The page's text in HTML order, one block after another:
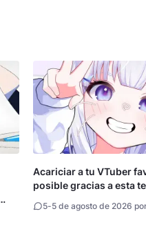
Acariciar a tu VTuber
posible gracias a esta
5-5 de agosto de 2026